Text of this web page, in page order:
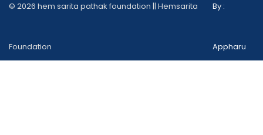
© 2026 hem sarita pathak foundation || Hemsarita
Foundation
By :
Appharu